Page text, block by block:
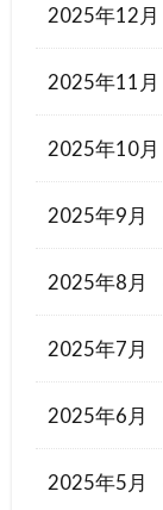
2025年12月
2025年11月
2025年10月
2025年9月
2025年8月
2025年7月
2025年6月
2025年5月